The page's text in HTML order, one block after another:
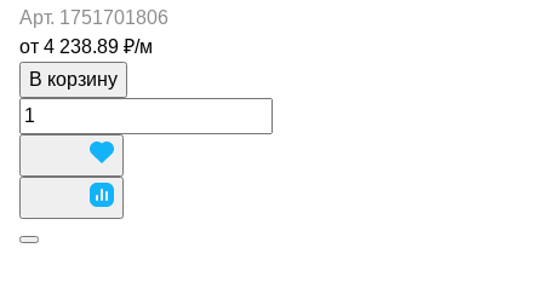
Арт. 1751701806
от 4 238.89 ₽/м
В корзину